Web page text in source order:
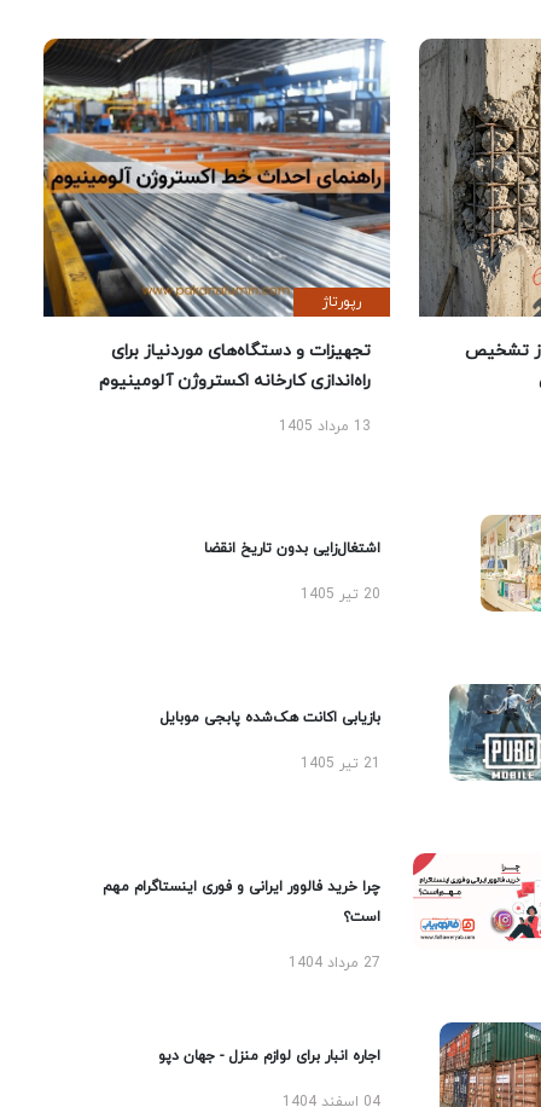
تشخیص
رپورتاژ
تجهیزات و دستگاه‌های موردنیاز برای
راه‌اندازی کارخانه اکستروژن آلومینیوم
13 مرداد 1405
اشتغال‌زایی بدون تاریخ انقضا
20 تیر 1405
بازیابی اکانت هک‌شده پابجی موبایل
چرا خرید فالوور ایرانی و فوری اینستاگرام مهم
است؟
27 مرداد 1404
اجاره انبار برای لوازم منزل - جهان دپو
04 اسفند 1404